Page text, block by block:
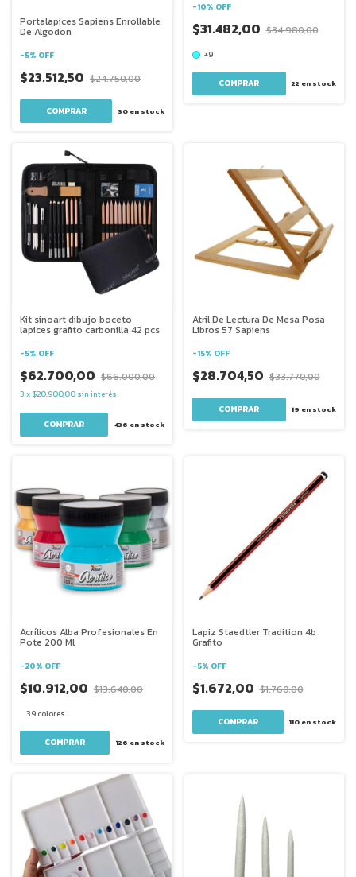
Portalapices Sapiens Enrollable
De Algodon
-5% OFF
$23.512,50 $24.750,00
30en stock
-10% OFF
$31.482,00 $34.980,00
+9
COMPRAR 22 en stock
Kit sinoart dibujo boceto
lapices grafito carbonilla 42 pcs
-5% OFF
$62.700,00 $66.000,00
3 x $20.900,00 sin interés
436 en stock
Atril De Lectura De Mesa Posa
Libros 57 Sapiens
-15% OFF
$28.704,50 $33.770,00
19 en stock
Acrílicos Alba Profesionales En
Pote 200 Ml
-20% OFF
$10.912,00 $13.640,00
39 colores
COMPRAR 126 en stock
Lapiz Staedtler Tradition 4b
Grafito
-5% OFF
$1.672,00 $1.760,00
110 en stock